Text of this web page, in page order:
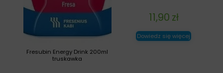
11,90 zł
Dowiedz się więcej
Fresubin Energy Drink 200ml
truskawka